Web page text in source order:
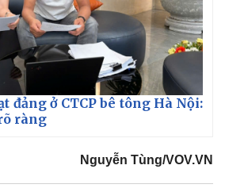
đảng ở CTCP bê tông Hà Nội:
ràng
Nguyễn Tùng/VOV.VN